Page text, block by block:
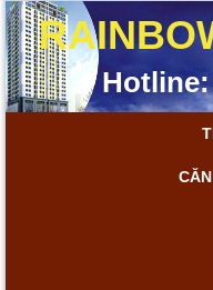
Hotline: